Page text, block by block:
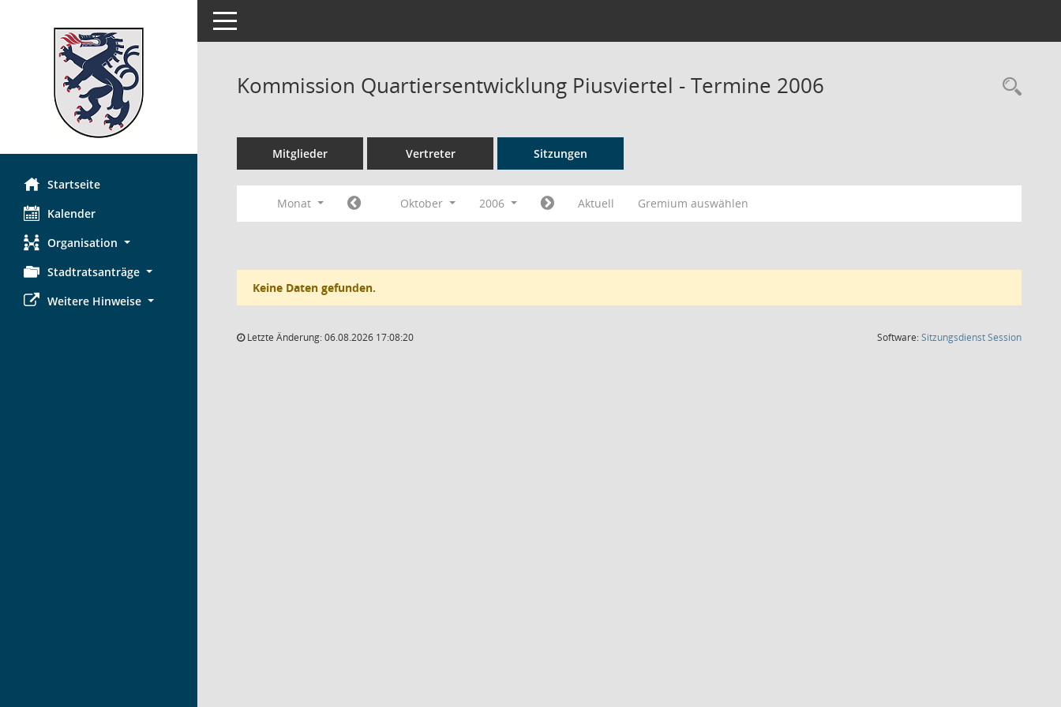
Startseite
Kalender
Organisation
Stadtratsanträge
Weitere Hinweise
Toggle navigation
Kommission Quartiersentwicklung Piusviertel - Termine 2006
Mitglieder Vertreter Sitzungen
Monat Oktober 2006 Aktuell Gremium auswählen
Keine Daten gefunden.
Letzte Änderung: 06.08.2026 17:08:20 Software:SitzungsdienstSession(Wird in